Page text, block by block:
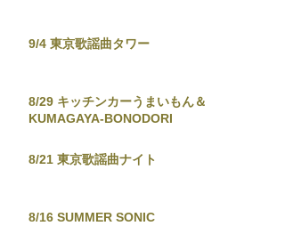
9/4 東京歌謡曲タワー
8/29 キッチンカーうまいもん＆
KUMAGAYA-BONODORI
8/21 東京歌謡曲ナイト
8/16 SUMMER SONIC